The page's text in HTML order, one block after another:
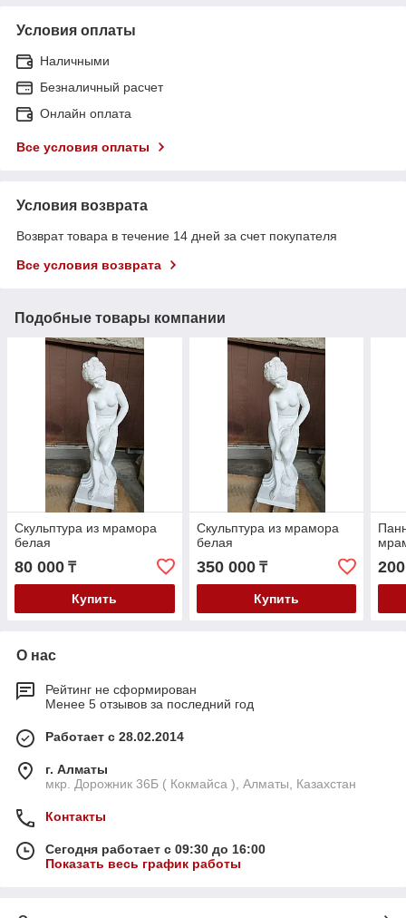
Условия оплаты
Наличными
Безналичный расчет
Онлайн оплата
Все условия оплаты
Условия возврата
Возврат товара в течение 14 дней за счет покупателя
Все условия возврата
Подобные товары компании
Скульптура из мрамора
белая
80 000 ₸
Купить
Скульптура из мрамора
белая
350 000₸
Купить
О нас
Рейтинг не сформирован
Менее 5 отзывов за последний год
Работает с 28.02.2014
г. Алматы
мкр. Дорожник 36Б ( Кокмайса ), Алматы, Казахстан
Контакты
Сегодня работает с 09:30 до 16:00
Показать весь график работы